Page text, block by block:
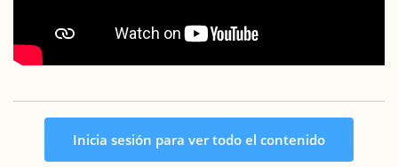
Inicia sesión para ver todo el contenido